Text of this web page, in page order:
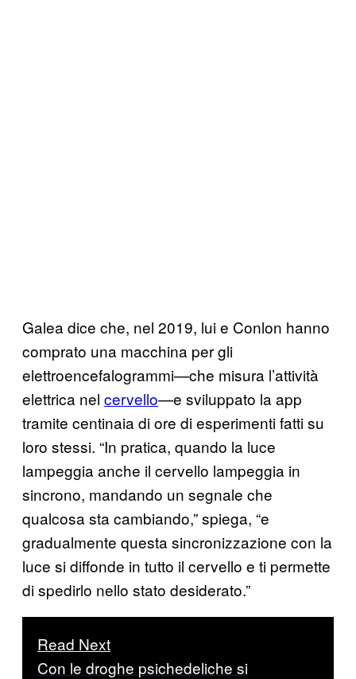
Galea dice che, nel 2019, lui e Conlon hanno
comprato una macchina per gli
elettroencefalogrammi—che misura l’attività
elettrica nel cervello—e sviluppato la app
tramite centinaia di ore di esperimenti fatti su
loro stessi. “In pratica, quando la luce
lampeggia anche il cervello lampeggia in
sincrono, mandando un segnale che
qualcosa sta cambiando,” spiega, “e
gradualmente questa sincronizzazione con la
luce si diffonde in tutto il cervello e ti permette
di spedirlo nello stato desiderato.”
Read Next
Con le droghe psichedeliche si